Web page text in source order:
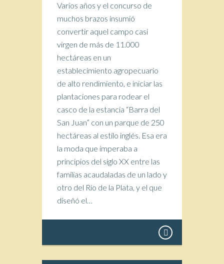
Varios años y el concurso de
muchos brazos insumió
convertir aquel campo casi
virgen de más de 11.000
hectáreas en un
establecimiento agropecuario
de alto rendimiento, e iniciar las
plantaciones para rodear el
casco de la estancia “Barra del
San Juan” con un parque de 250
hectáreas al estilo inglés. Esa era
la moda que imperaba a
principios del siglo XX entre las
familias acaudaladas de un lado y
otro del Río de la Plata, y el que
diseñó el…